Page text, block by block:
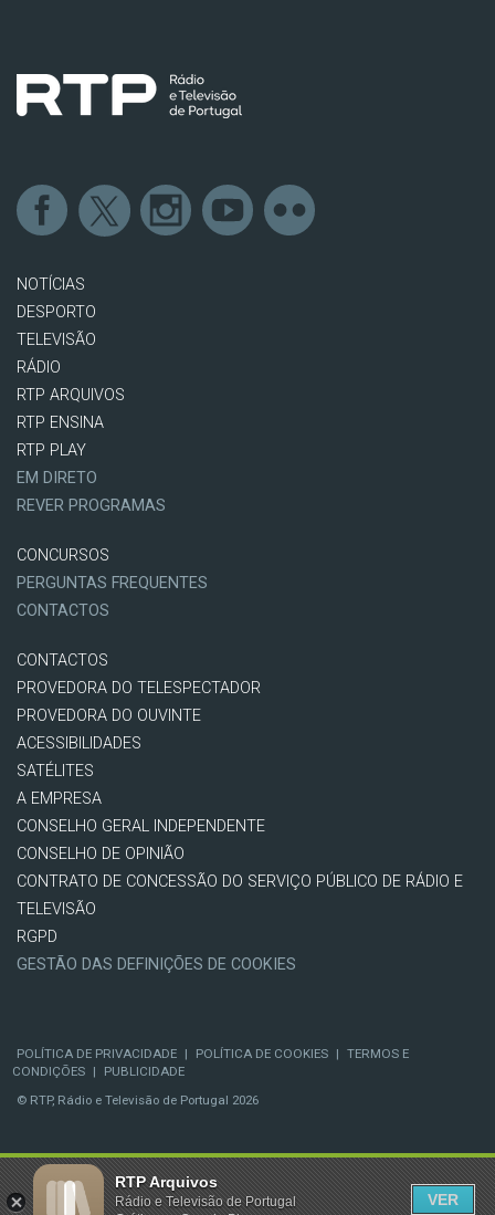
NOTÍCIAS
DESPORTO
TELEVISÃO
RÁDIO
RTP ARQUIVOS
RTP ENSINA
RTP PLAY
EM DIRETO
REVER PROGRAMAS
CONCURSOS
PERGUNTAS FREQUENTES
CONTACTOS
CONTACTOS
PROVEDORA DO TELESPECTADOR
PROVEDORA DO OUVINTE
ACESSIBILIDADES
SATÉLITES
A EMPRESA
CONSELHO GERAL INDEPENDENTE
CONSELHO DE OPINIÃO
CONTRATO DE CONCESSÃO DO SERVIÇO PÚBLICO DE RÁDIO E
TELEVISÃO
RGPD
GESTÃO DAS DEFINIÇÕES DE COOKIES
POLÍTICA DE PRIVACIDADE | POLÍTICA DE COOKIES | TERMOS E
CONDIÇÕES |
PUBLICIDADE
© RTP, Rádio e Televisão de Portugal 2026
RTP Arquivos
Rádio e Televisão de Portugal
VER